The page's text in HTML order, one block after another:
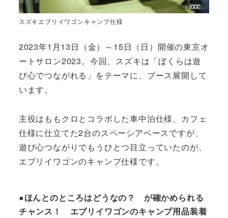
スズキエブリイワゴンキャンプ仕様
2023年1月13日（金）～15日（日）開催の東京オ
ートサロン2023。今回、スズキは「ぼくらは遊
び心でつながれる」をテーマに、ブース展開して
います。
主役はももクロとコラボした車中泊仕様、カフェ
仕様に仕立てた2台のスペーシアベースですが、
遊び心つながりでもうひとつ目立っていたのが、
エブリイワゴンのキャンプ仕様です。
●ほんとのところはどうなの？ が確かめられる
チャンス！ エブリイワゴンのキャンプ用品装着